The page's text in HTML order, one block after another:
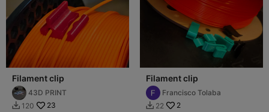
Filament clip
43D PRINT
 120 23
Filament clip
Francisco Tolaba
 22 2